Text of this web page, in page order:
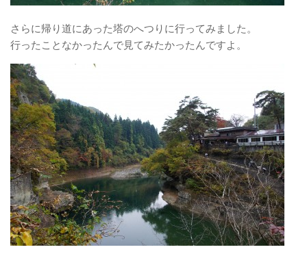
さらに帰り道にあった塔のへつりに行ってみました。
行ったことなかったんで見てみたかったんですよ。